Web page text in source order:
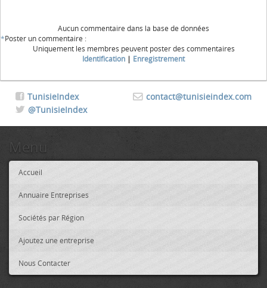
Aucun commentaire dans la base de données
*Poster un commentaire :
Uniquement les membres peuvent poster des commentaires
Identification | Enregistrement
contact@tunisieindex.com
TunisieIndex
@TunisieIndex
Menu
Accueil
Annuaire Entreprises
Sociétés par Région
Ajoutez une entreprise
Nous Contacter